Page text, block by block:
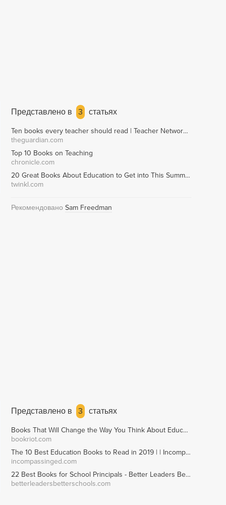
Представлено в 3 статьях
Ten books every teacher should read | Teacher Network | The Guardian
theguardian.com
Top 10 Books on Teaching
chronicle.com
20 Great Books About Education to Get into This Summer
twinkl.com
Рекомендовано Sam Freedman
Представлено в 3 статьях
Books That Will Change the Way You Think About Education
bookriot.com
The 10 Best Education Books to Read in 2019 | | Incompassing Ed
incompassinged.com
22 Best Books for School Principals - Better Leaders Better Schools
betterleadersbetterschools.com